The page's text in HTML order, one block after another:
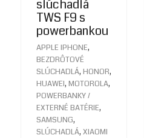
slúchadlá
TWS F9 s
powerbankou
APPLE IPHONE,
BEZDRÔTOVÉ
SLÚCHADLÁ, HONOR,
HUAWEI, MOTOROLA,
POWERBANKY /
EXTERNÉ BATÉRIE,
SAMSUNG,
SLÚCHADLÁ, XIAOMI